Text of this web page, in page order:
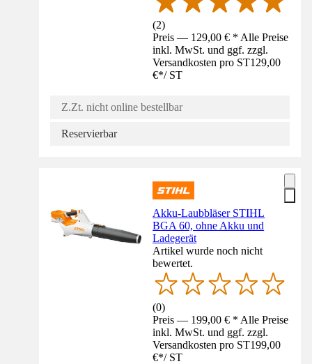
(2)
Preis — 129,00 € * Alle Preise
inkl. MwSt. und ggf. zzgl.
Versandkosten pro ST129,00
€*/ ST
Z.Zt. nicht online bestellbar
Reservierbar
Akku-Laubbläser STIHL
BGA 60, ohne Akku und
Ladegerät
Artikel wurde noch nicht
bewertet.
(0)
Preis — 199,00 € * Alle Preise
inkl. MwSt. und ggf. zzgl.
Versandkosten pro ST199,00
€*/ ST